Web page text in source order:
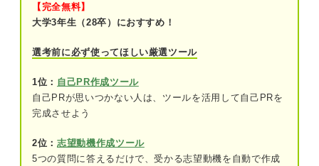
粘り強い人の5つの特徴
③負けず嫌い
⑤自分を信じてポジティブに行動できる
【完全無料】
大学3年生（28卒）におすすめ！
選考前に必ず使ってほしい厳選ツール
1位： 自己PR作成ツール
自己PRが思いつかない人は、ツールを活用して自己PRを
完成させよう
2位： 志望動機作成ツール
5つの質問に答えるだけで、受かる志望動機を自動で作成